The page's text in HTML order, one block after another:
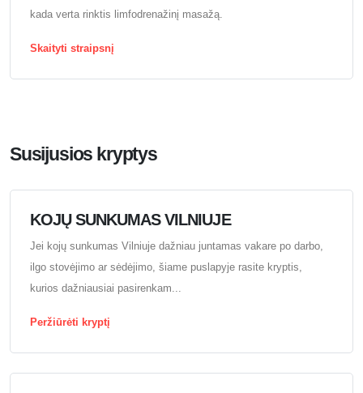
kada verta rinktis limfodrenažinį masažą.
Skaityti straipsnį
Susijusios kryptys
KOJŲ SUNKUMAS VILNIUJE
Jei kojų sunkumas Vilniuje dažniau juntamas vakare po darbo,
ilgo stovėjimo ar sėdėjimo, šiame puslapyje rasite kryptis,
kurios dažniausiai pasirenkam...
Peržiūrėti kryptį